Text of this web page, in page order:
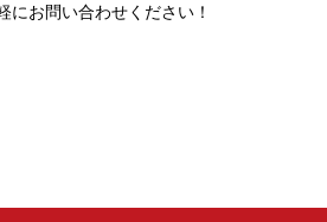
にお問い合わせください！